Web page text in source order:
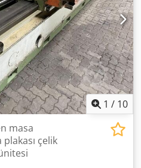
1 / 10
masa
çelik